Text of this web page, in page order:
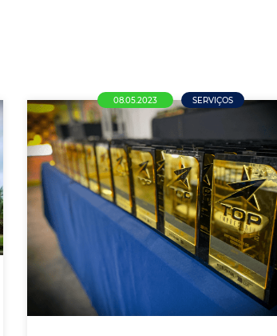
08.05.2023 SERVIÇOS
Acenm/CDL abre inscrições para o
Prêmio Top Empresarial 2023 em
Nova Mutum
Prazo para inscrição inicia em 20 de maio.
Baile de entrega dos troféus está previsto